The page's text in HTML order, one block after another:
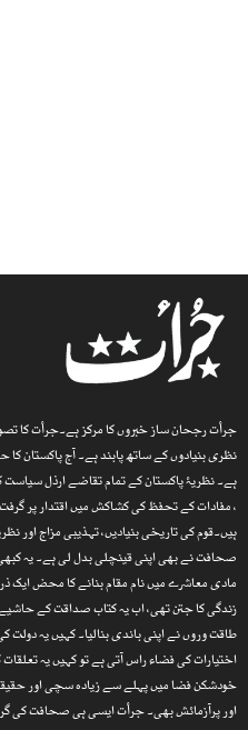
جرأت رجحان ساز خبروں کا مرکز ہے۔جرأت کا
نظری بنیادوں کے ساتھ پابند ہے۔ آج پاکستان
ہے۔ نظریۂ پاکستان کے تمام تقاضے ارذل
، مفادات کے تحفظ کی کشاکش میں اقتدار پر
ہیں۔قوم کی تاریخی بنیادیں، تہذیبی مزاج
صحافت نے بھی اپنی قینچلی بدل لی ہے۔ یہ
مادی معاشرے میں نام مقام بنانے کا محض ایک
زندگی کا جتن تھی، اب یہ کتاب صداقت کے
طاقت وروں نے اپنی باندی بنالیا۔ کہیں یہ
اختیارات کی فضاء راس آتی ہے تو کہیں یہ
خودشکن فضا میں پہلے سے زیادہ سچی اور
اور پرآزمائش بھی۔ جرأت ایسی ہی صحافت کی